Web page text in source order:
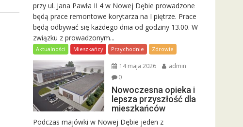
przy ul. Jana Pawła II 4 w Nowej Dębie prowadzone
będą prace remontowe korytarza na I piętrze. Prace
będą odbywać się każdego dnia od godziny 13.00. W
związku z prowadzonym...
Aktualności Mieszkańcy Przychodnie Zdrowie
14 maja 2026
admin
0
Nowoczesna opieka i
lepsza przyszłość dla
mieszkańców
Podczas majówki w Nowej Dębie jeden z